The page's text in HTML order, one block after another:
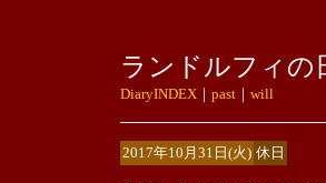
ランドルフィの
DiaryINDEX｜ past｜ will
2017年10月31日(火) 休日